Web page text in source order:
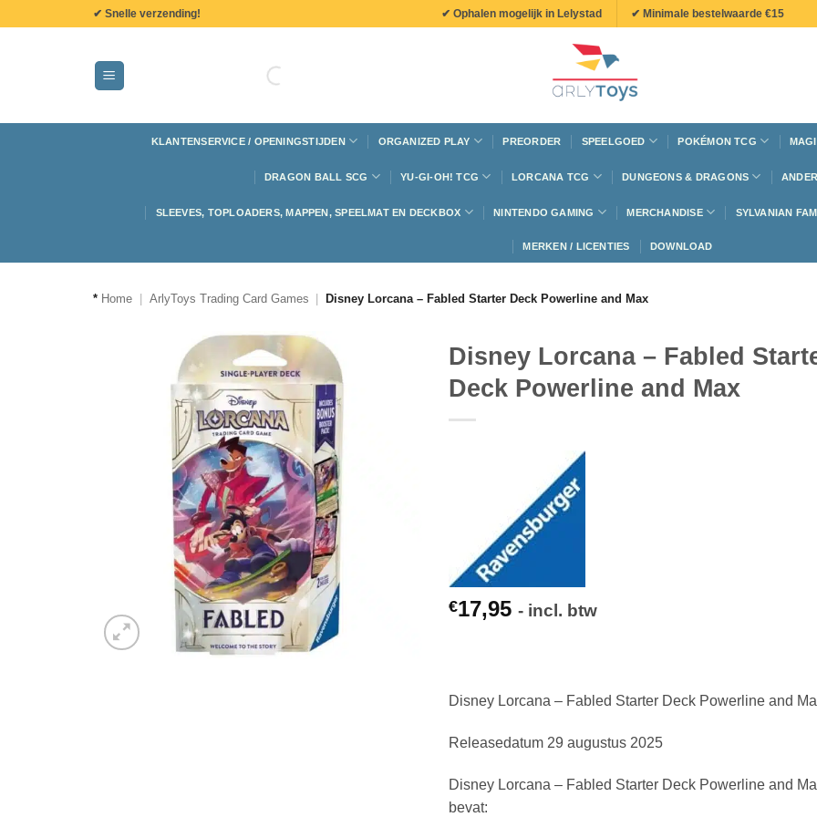
✔ Snelle verzending! ✔ Ophalen mogelijk in Lelystad ✔ Minimale bestelwaarde €15
KLANTENSERVICE / OPENINGSTIJDEN ORGANIZED PLAY PREORDER SPEELGOED POKÉMON TCG
DRAGON BALL SCG YU-GI-OH! TCG LORCANA TCG DUNGEONS & DRAGONS
SLEEVES, TOPLOADERS, MAPPEN, SPEELMAT EN DECKBOX NINTENDO GAMING MERCHANDISE SYLVANIAN
MERKEN / LICENTIES DOWNLOAD
* Home ArlyToys Trading Card Games Disney Lorcana – Fabled Starter Deck Powerline and Max
Disney Lorcana – Fabled
Deck Powerline and Max
€17,95 - incl. btw
Disney Lorcana – Fabled Starter Deck Powerline and
Releasedatum 29 augustus 2025
Disney Lorcana – Fabled Starter Deck Powerline and
bevat: